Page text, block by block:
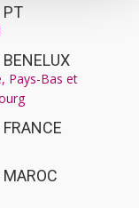
PT
Pays-Bas et